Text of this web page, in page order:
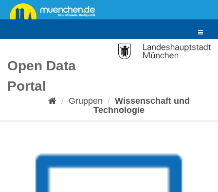
Überspringen
zum
Toggle
Open Data
Portal
Gruppen
Wissenschaft und
Technologie